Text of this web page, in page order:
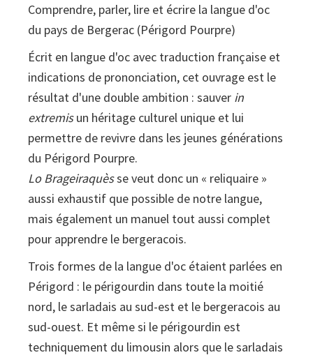
Comprendre, parler, lire et écrire la langue d'oc
du pays de Bergerac (Périgord Pourpre)
Écrit en langue d'oc avec traduction française et
indications de prononciation, cet ouvrage est le
résultat d'une double ambition : sauver in
extremisun héritage culturel unique et lui
permettre de revivre dans les jeunes générations
du Périgord Pourpre.
Lo Brageiraquèsse veut donc un « reliquaire »
aussi exhaustif que possible de notre langue,
mais également un manuel tout aussi complet
pour apprendre le bergeracois.
Trois formes de la langue d'oc étaient parlées en
Périgord : le périgourdin dans toute la moitié
nord, le sarladais au sud-est et le bergeracois au
sud-ouest. Et même si le périgourdin est
techniquement du limousin alors que le sarladais